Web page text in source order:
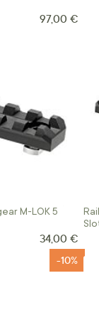
97,00 €
M-LOK 5
34,00 €
-10%